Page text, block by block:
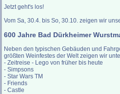
Jetzt geht's los!
Vom Sa, 30.4. bis So, 30.10. zeigen wir
600 Jahre Bad Dürkheimer
Neben den typischen Gebäuden und
größten Weinfestes der Welt zeigen wir
- Zeitreise - Lego von früher bis heute
- Simpsons
- Star Wars TM
- Friends
- Castle